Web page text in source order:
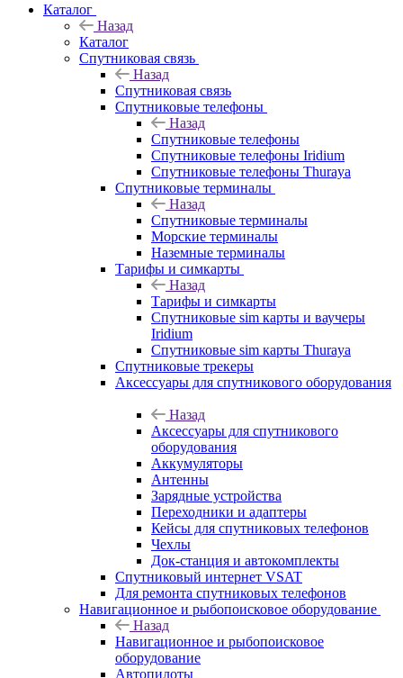
Каталог
Назад
Каталог
Спутниковая связь
Назад
Спутниковая связь
Спутниковые телефоны
Назад
Спутниковые телефоны
Спутниковые телефоны Iridium
Спутниковые телефоны Thuraya
Спутниковые терминалы
Назад
Спутниковые терминалы
Морские терминалы
Наземные терминалы
Тарифы и симкарты
Назад
Тарифы и симкарты
Спутниковые sim карты и ваучеры
Iridium
Спутниковые sim карты Thuraya
Спутниковые трекеры
Аксессуары для спутникового оборудования
Назад
Аксессуары для спутникового
оборудования
Аккумуляторы
Антенны
Зарядные устройства
Переходники и адаптеры
Кейсы для спутниковых телефонов
Чехлы
Док-станция и автокомплекты
Спутниковый интернет VSAT
Для ремонта спутниковых телефонов
Навигационное и рыбопоисковое оборудование
Назад
Навигационное и рыбопоисковое
оборудование
Автопилоты